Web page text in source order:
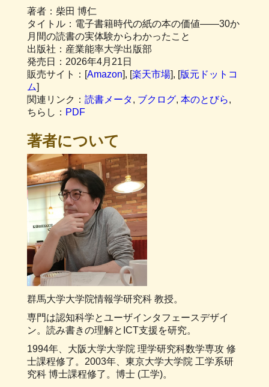
著者：柴田 博仁
タイトル：電子書籍時代の紙の本の価値――30か
月間の読書の実体験からわかったこと
出版社：産業能率大学出版部
発売日：2026年4月21日
販売サイト：[Amazon], [楽天市場], [版元ドットコ
ム]
関連リンク： 読書メータ, ブクログ, 本のとびら,
ちらし： PDF
著者について
群馬大学大学院情報学研究科 教授。
専門は認知科学とユーザインタフェースデザイ
ン。読み書きの理解とICT支援を研究。
1994年、大阪大学大学院 理学研究科数学専攻 修
士課程修了。2003年、東京大学大学院 工学系研
究科 博士課程修了。博士 (工学)。